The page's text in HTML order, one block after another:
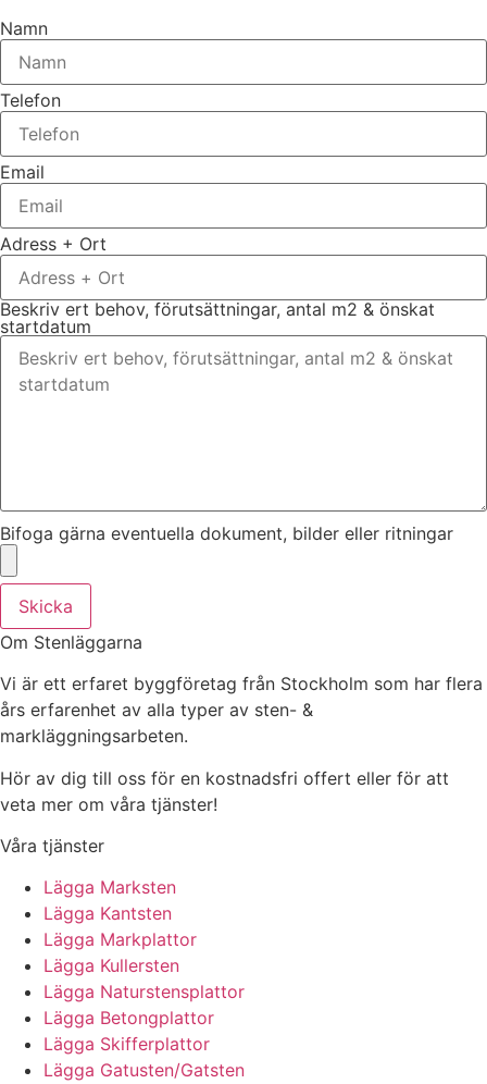
Namn
Telefon
Email
Adress + Ort
Beskriv ert behov, förutsättningar, antal m2 & önskat
startdatum
Bifoga gärna eventuella dokument, bilder eller ritningar
Skicka
Om Stenläggarna
Vi är ett erfaret byggföretag från Stockholm som har flera
års erfarenhet av alla typer av sten- &
markläggningsarbeten.
Hör av dig till oss för en kostnadsfri offert eller för att
veta mer om våra tjänster!
Våra tjänster
Lägga Marksten
Lägga Kantsten
Lägga Markplattor
Lägga Kullersten
Lägga Naturstensplattor
Lägga Betongplattor
Lägga Skifferplattor
Lägga Gatusten/Gatsten